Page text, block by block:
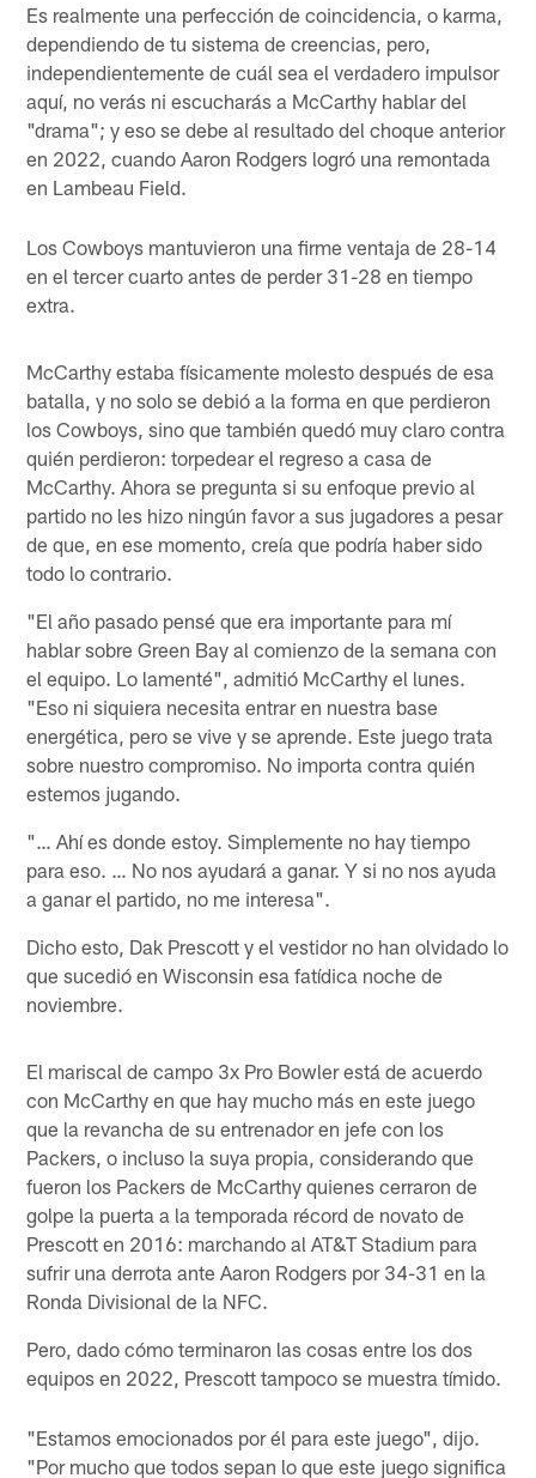
Es realmente una perfección de coincidencia, o karma,
dependiendo de tu sistema de creencias, pero,
independientemente de cuál sea el verdadero impulsor
aquí, no verás ni escucharás a McCarthy hablar del
"drama"; y eso se debe al resultado del choque anterior
en 2022, cuando Aaron Rodgers logró una remontada
en Lambeau Field.
Los Cowboys mantuvieron una firme ventaja de 28-14
en el tercer cuarto antes de perder 31-28 en tiempo
extra.
McCarthy estaba físicamente molesto después de esa
batalla, y no solo se debió a la forma en que perdieron
los Cowboys, sino que también quedó muy claro contra
quién perdieron: torpedear el regreso a casa de
McCarthy. Ahora se pregunta si su enfoque previo al
partido no les hizo ningún favor a sus jugadores a pesar
de que, en ese momento, creía que podría haber sido
todo lo contrario.
"El año pasado pensé que era importante para mí
hablar sobre Green Bay al comienzo de la semana con
el equipo. Lo lamenté", admitió McCarthy el lunes.
"Eso ni siquiera necesita entrar en nuestra base
energética, pero se vive y se aprende. Este juego trata
sobre nuestro compromiso. No importa contra quién
estemos jugando.
"… Ahí es donde estoy. Simplemente no hay tiempo
para eso. … No nos ayudará a ganar. Y si no nos ayuda
a ganar el partido, no me interesa".
Dicho esto, Dak Prescott y el vestidor no han olvidado lo
que sucedió en Wisconsin esa fatídica noche de
noviembre.
El mariscal de campo 3x Pro Bowler está de acuerdo
con McCarthy en que hay mucho más en este juego
que la revancha de su entrenador en jefe con los
Packers, o incluso la suya propia, considerando que
fueron los Packers de McCarthy quienes cerraron de
golpe la puerta a la temporada récord de novato de
Prescott en 2016: marchando al AT&T Stadium para
sufrir una derrota ante Aaron Rodgers por 34-31 en la
Ronda Divisional de la NFC.
Pero, dado cómo terminaron las cosas entre los dos
equipos en 2022, Prescott tampoco se muestra tímido.
"Estamos emocionados por él para este juego", dijo.
"Por mucho que todos sepan lo que este juego significa